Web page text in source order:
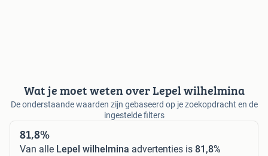
Wat je moet weten over Lepel wilhelmina
De onderstaande waarden zijn gebaseerd op je zoekopdracht en de
ingestelde filters
81,8%
Van alle Lepel wilhelmina advertenties is 81,8%